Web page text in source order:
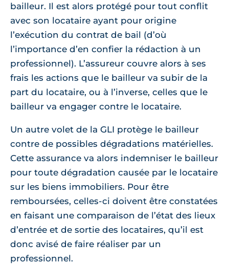
bailleur. Il est alors protégé pour tout conflit
avec son locataire ayant pour origine
l’exécution du contrat de bail (d’où
l’importance d’en confier la rédaction à un
professionnel). L’assureur couvre alors à ses
frais les actions que le bailleur va subir de la
part du locataire, ou à l’inverse, celles que le
bailleur va engager contre le locataire.
Un autre volet de la GLI protège le bailleur
contre de possibles dégradations matérielles.
Cette assurance va alors indemniser le bailleur
pour toute dégradation causée par le locataire
sur les biens immobiliers. Pour être
remboursées, celles-ci doivent être constatées
en faisant une comparaison de l’état des lieux
d’entrée et de sortie des locataires, qu’il est
donc avisé de faire réaliser par un
professionnel.